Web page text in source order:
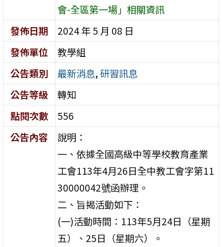
會-全區第一場」相關資訊
發佈日期
2024 年 5 月 08 日
發佈單位
教學組
公告類別
最新消息,研習訊息
公告等級
轉知
點閱次數
556
公告內容
說明：
一、依據全國高級中等學校教育產業
工會113年4月26日全中教工會字第11
30000042號函辦理。
二、旨揭活動如下：
(一)活動時間：113年5月24日（星期
五）、25日（星期六）。